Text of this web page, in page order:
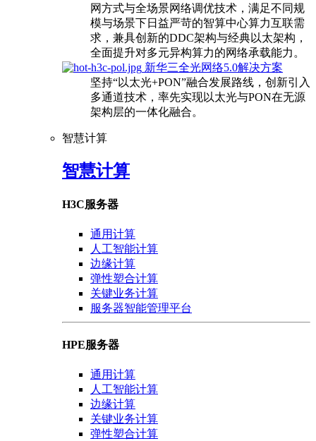
网方式与全场景网络调优技术，满足不同规
模与场景下日益严苛的智算中心算力互联需
求，兼具创新的DDC架构与经典以太架构，
全面提升对多元异构算力的网络承载能力。
新华三全光网络5.0解决方案
坚持“以太光+PON”融合发展路线，创新引入
多通道技术，率先实现以太光与PON在无源
架构层的一体化融合。
智慧计算
智慧计算
H3C服务器
通用计算
人工智能计算
边缘计算
弹性塑合计算
关键业务计算
服务器智能管理平台
HPE服务器
通用计算
人工智能计算
边缘计算
关键业务计算
弹性塑合计算